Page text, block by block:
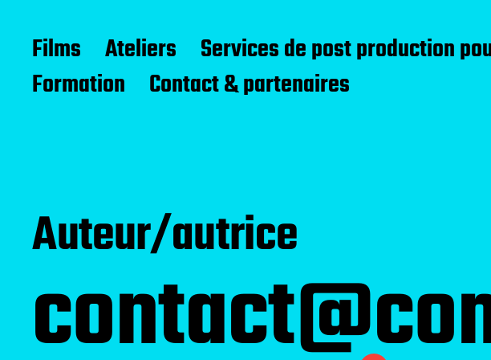
Compagnie d'Avril
Films Ateliers Services de post production
Formation
Contact & partenaires
Auteur/autrice